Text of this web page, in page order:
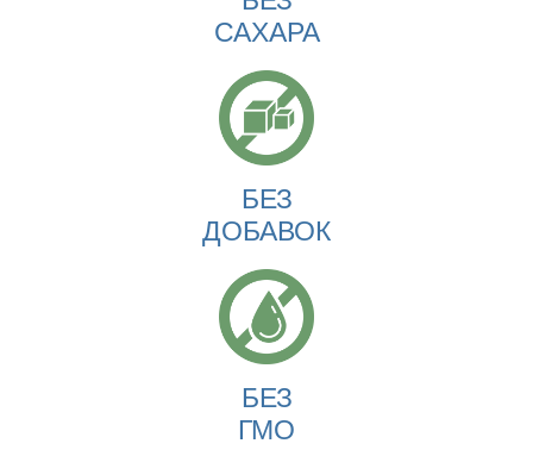
САХАРА
БЕЗ
ДОБАВОК
БЕЗ
ГМО